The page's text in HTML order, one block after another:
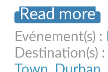
Read more
Evénement(s) :
Destination(s) :